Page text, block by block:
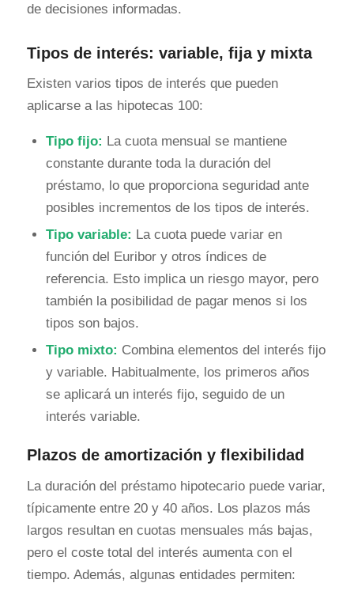
de decisiones informadas.
Tipos de interés: variable, fija y mixta
Existen varios tipos de interés que pueden
aplicarse a las hipotecas 100:
Tipo fijo: La cuota mensual se mantiene
constante durante toda la duración del
préstamo, lo que proporciona seguridad ante
posibles incrementos de los tipos de interés.
Tipo variable: La cuota puede variar en
función del Euribor y otros índices de
referencia. Esto implica un riesgo mayor, pero
también la posibilidad de pagar menos si los
tipos son bajos.
Tipo mixto: Combina elementos del interés fijo
y variable. Habitualmente, los primeros años
se aplicará un interés fijo, seguido de un
interés variable.
Plazos de amortización y flexibilidad
La duración del préstamo hipotecario puede variar,
típicamente entre 20 y 40 años. Los plazos más
largos resultan en cuotas mensuales más bajas,
pero el coste total del interés aumenta con el
tiempo. Además, algunas entidades permiten: